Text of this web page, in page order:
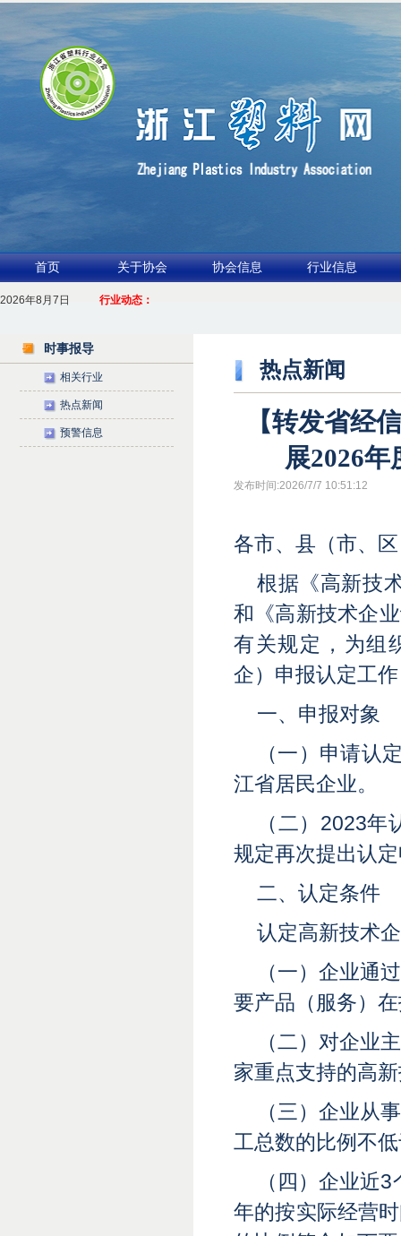
首页 关于协会 协会信息 行业信息
2026年8月7日 行业动态：
聚力产业链 共启新征程
时事报导
相关行业
热点新闻
预警信息
热点新闻
【转发省经
展2026
发布时间:2026/7/7 10:51:12
各市、县（市、
根据《高新技
和《高新技术企
有关规定，为组
企）申报认定工
一、申报对象
（一）申请认
江省居民企业。
（二）2023
规定再次提出认
二、认定条件
认定高新技术
（一）企业通
要产品（服务）
（二）对企业
家重点支持的高
（三）企业从
工总数的比例不
（四）企业近
年的按实际经营